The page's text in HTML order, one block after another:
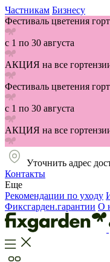
Частникам Бизнесу
Фестиваль цветения
с 1 по 30 августа
АКЦИЯ на все
Фестиваль цветения
с 1 по 30 августа
АКЦИЯ на все
Уточнить адрес
Контакты
Еще
Рекомендации по уходу
Фиксгарден.гарантии О